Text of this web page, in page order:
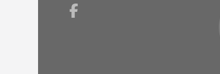
Facebook